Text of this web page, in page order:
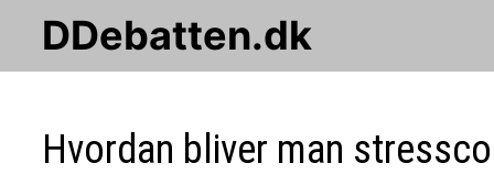
content
DDebatten.dk
Hvordan bliver man